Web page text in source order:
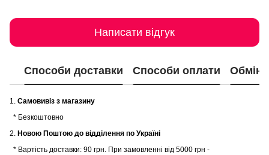
Написати відгук
Способи доставки Способи оплати Обмін
1. Самовивіз з магазину
* Безкоштовно
2. Новою Поштою до відділення по Україні
* Вартість доставки: 90 грн. При замовленні від 5000 грн -